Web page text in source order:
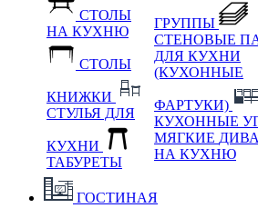
СТОЛЫ
НА КУХНЮ
СТОЛЫ
КНИЖКИ
СТУЛЬЯ ДЛЯ
КУХНИ
ТАБУРЕТЫ
ГРУППЫ
СТЕНОВЫЕ
ДЛЯ КУХНИ
(КУХОННЫЕ
ФАРТУКИ)
КУХОННЫЕ
МЯГКИЕ
НА КУХНЮ
ГОСТИНАЯ